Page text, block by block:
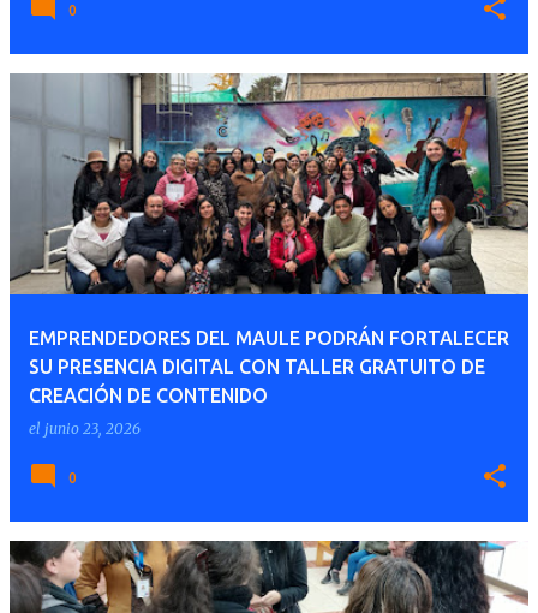
0
EMPRENDEDORES DEL MAULE PODRÁN FORTALECER
SU PRESENCIA DIGITAL CON TALLER GRATUITO DE
CREACIÓN DE CONTENIDO
el junio 23, 2026
0